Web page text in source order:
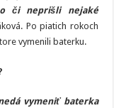
či neprišli nejaké
Po piatich rokoch
vymenili baterku.
vymeniť baterka